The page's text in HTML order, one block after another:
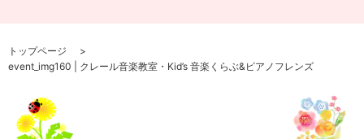
トップページ
event_img160 | クレール音楽教室・Kid’s 音楽くらぶ&ピアノフレンズ